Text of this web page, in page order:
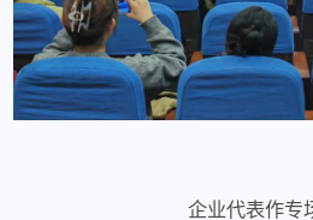
企业代表作专